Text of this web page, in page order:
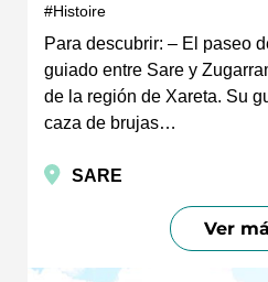
Histoire
Para descubrir: – El paseo
guiado entre Sare y
de la región de Xareta. Su
caza de brujas…
SARE
Ver